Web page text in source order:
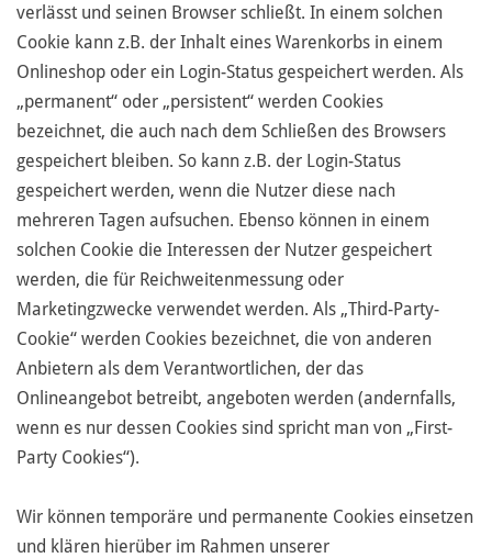
verlässt und seinen Browser schließt. In einem solchen
Cookie kann z.B. der Inhalt eines Warenkorbs in einem
Onlineshop oder ein Login-Status gespeichert werden. Als
„permanent“ oder „persistent“ werden Cookies
bezeichnet, die auch nach dem Schließen des Browsers
gespeichert bleiben. So kann z.B. der Login-Status
gespeichert werden, wenn die Nutzer diese nach
mehreren Tagen aufsuchen. Ebenso können in einem
solchen Cookie die Interessen der Nutzer gespeichert
werden, die für Reichweitenmessung oder
Marketingzwecke verwendet werden. Als „Third-Party-
Cookie“ werden Cookies bezeichnet, die von anderen
Anbietern als dem Verantwortlichen, der das
Onlineangebot betreibt, angeboten werden (andernfalls,
wenn es nur dessen Cookies sind spricht man von „First-
Party Cookies“).
Wir können temporäre und permanente Cookies einsetzen
und klären hierüber im Rahmen unserer